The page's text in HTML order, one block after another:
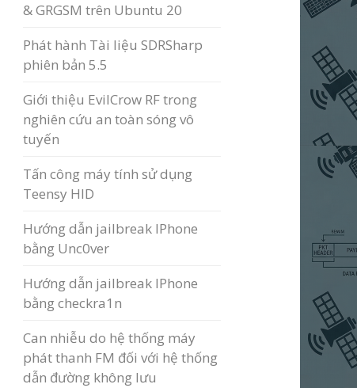
& GRGSM trên Ubuntu 20
Phát hành Tài liệu SDRSharp
phiên bản 5.5
Giới thiệu EvilCrow RF trong
nghiên cứu an toàn sóng vô
tuyến
Tấn công máy tính sử dụng
Teensy HID
Hướng dẫn jailbreak IPhone
bằng Unc0ver
Hướng dẫn jailbreak IPhone
bằng checkra1n
Can nhiễu do hệ thống máy
phát thanh FM đối với hệ thống
dẫn đường không lưu